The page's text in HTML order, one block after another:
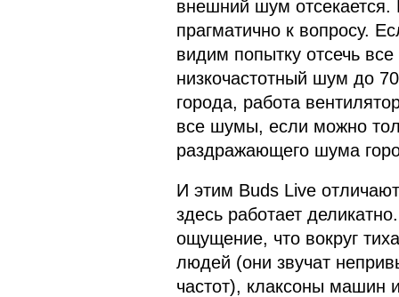
внешний шум
прагматично к вопросу.
видим попытку отсечь
низкочастотный шум до
города, работа
все шумы, если можно
раздражающего шума
И этим Buds Live
здесь работает
ощущение, что вокруг
людей (они звучат
частот), клаксоны машин